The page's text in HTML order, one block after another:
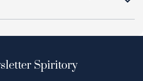
Spiritory